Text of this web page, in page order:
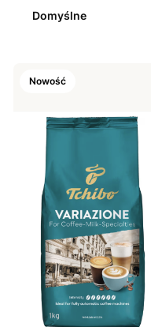
Domyślne
Nowość